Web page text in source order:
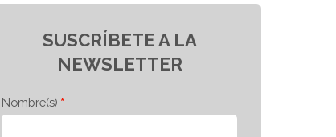
SUSCRÍBETE A LA
NEWSLETTER
Nombre(s)